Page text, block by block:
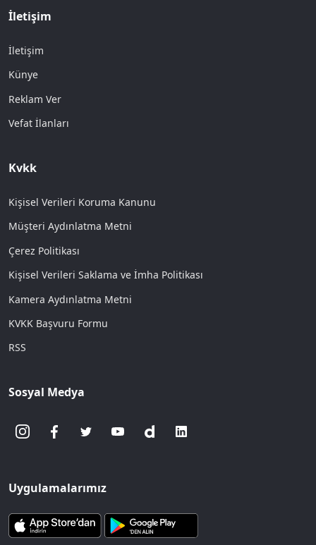
İletişim
İletişim
Künye
Reklam Ver
Vefat İlanları
Kvkk
Kişisel Verileri Koruma Kanunu
Müşteri Aydınlatma Metni
Çerez Politikası
Kişisel Verileri Saklama ve İmha Politikası
Kamera Aydınlatma Metni
KVKK Başvuru Formu
RSS
Sosyal Medya
Uygulamalarımız